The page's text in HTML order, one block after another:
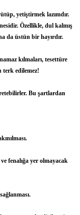
yetiştirmek lazımdır.
Özellikle, dul kalmış
da üstün bir hayırdır.
kılmaları, tesettüre
terk edilemez!
Bu şartlardan
fenalığa yer olmayacak